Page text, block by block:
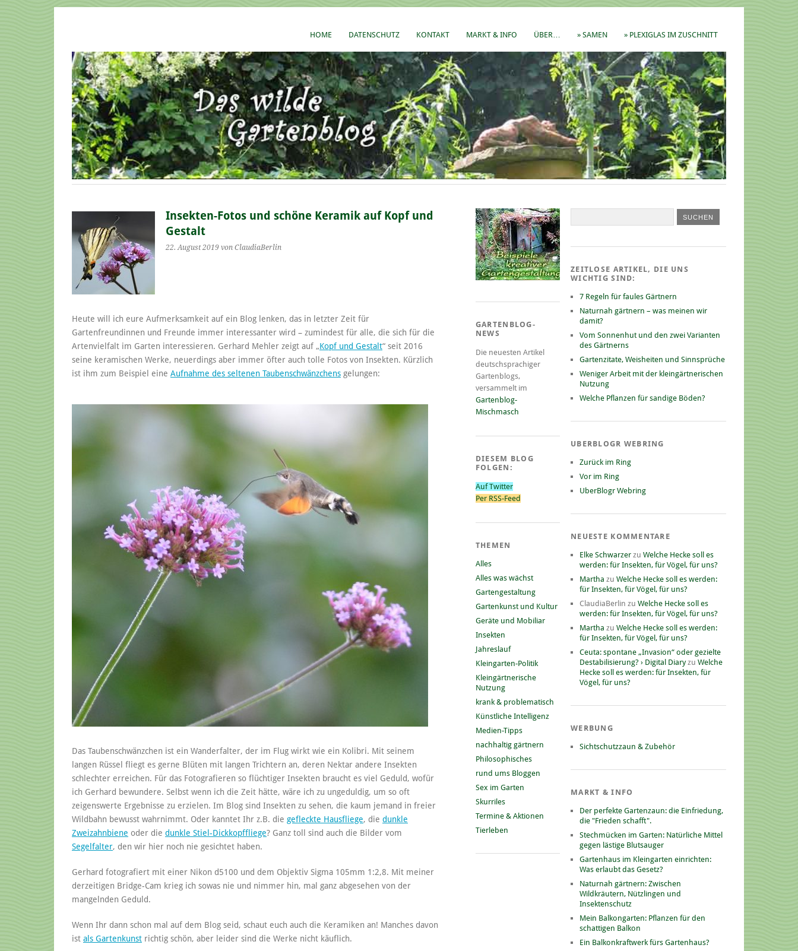
HOME DATENSCHUTZ KONTAKT MARKT & INFO ÜBER… » SAMEN » PLEXIGLAS IM ZUSCHNITT
Insekten-Fotos und schöne Keramik auf Kopf und
Gestalt
22. August 2019 von ClaudiaBerlin
Heute will ich eure Aufmerksamkeit auf ein Blog lenken, das in letzter Zeit für
Gartenfreundinnen und Freunde immer interessanter wird – zumindest für alle, die sich für die
Artenvielfalt im Garten interessieren. Gerhard Mehler zeigt auf „Kopf und Gestalt“ seit 2016
seine keramischen Werke, neuerdings aber immer öfter auch tolle Fotos von Insekten. Kürzlich
ist ihm zum Beispiel eine Aufnahme des seltenen Taubenschwänzchens gelungen:
Das Taubenschwänzchen ist ein Wanderfalter, der im Flug wirkt wie ein Kolibri. Mit seinem
langen Rüssel fliegt es gerne Blüten mit langen Trichtern an, deren Nektar andere Insekten
schlechter erreichen. Für das Fotografieren so flüchtiger Insekten braucht es viel Geduld, wofür
ich Gerhard bewundere. Selbst wenn ich die Zeit hätte, wäre ich zu ungeduldig, um so oft
zeigenswerte Ergebnisse zu erzielen. Im Blog sind Insekten zu sehen, die kaum jemand in freier
Wildbahn bewusst wahrnimmt. Oder kanntet Ihr z.B. die gefleckte Hausfliege, die dunkle
Zweizahnbiene oder die dunkle Stiel-Dickkopffliege? Ganz toll sind auch die Bilder vom
Segelfalter, den wir hier noch nie gesichtet haben.
Gerhard fotografiert mit einer Nikon d5100 und dem Objektiv Sigma 105mm 1:2,8. Mit meiner
derzeitigen Bridge-Cam krieg ich sowas nie und nimmer hin, mal ganz abgesehen von der
mangelnden Geduld.
Wenn Ihr dann schon mal auf dem Blog seid, schaut euch auch die Keramiken an! Manches davon
ist als Gartenkunst richtig schön, aber leider sind die Werke nicht käuflich.
GARTENBLOG-
NEWS
Die neuesten Artikel
deutschsprachiger
Gartenblogs,
versammelt im
Gartenblog-
Mischmasch
DIESEM BLOG
FOLGEN:
Auf Twitter
Per RSS-Feed
THEMEN
Alles
Alles was wächst
Gartengestaltung
Gartenkunst und Kultur
Geräte und Mobiliar
Insekten
Jahreslauf
Kleingarten-Politik
Kleingärtnerische
Nutzung
krank & problematisch
Künstliche Intelligenz
Medien-Tipps
nachhaltig gärtnern
Philosophisches
rund ums Bloggen
Sex im Garten
Skurriles
Termine & Aktionen
Tierleben
ZEITLOSE ARTIKEL, DIE UNS
WICHTIG SIND:
7 Regeln für faules Gärtnern
Naturnah gärtnern – was meinen wir
damit?
Vom Sonnenhut und den zwei Varianten
des Gärtnerns
Gartenzitate, Weisheiten und Sinnsprüche
Weniger Arbeit mit der kleingärtnerischen
Nutzung
Welche Pflanzen für sandige Böden?
UBERBLOGR WEBRING
Zurück im Ring
Vor im Ring
UberBlogr Webring
NEUESTE KOMMENTARE
Elke Schwarzer zu Welche Hecke soll es
werden: für Insekten, für Vögel, für uns?
Martha zu Welche Hecke soll es werden:
für Insekten, für Vögel, für uns?
ClaudiaBerlin zu Welche Hecke soll es
werden: für Insekten, für Vögel, für uns?
Martha zu Welche Hecke soll es werden:
für Insekten, für Vögel, für uns?
Ceuta: spontane „Invasion“ oder gezielte
Destabilisierung? › Digital Diaryzu Welche
Hecke soll es werden: für Insekten, für
Vögel, für uns?
WERBUNG
Sichtschutzzaun & Zubehör
MARKT & INFO
Der perfekte Gartenzaun: die Einfriedung,
die "Frieden schafft".
Stechmücken im Garten: Natürliche Mittel
gegen lästige Blutsauger
Gartenhaus im Kleingarten einrichten:
Was erlaubt das Gesetz?
Naturnah gärtnern: Zwischen
Wildkräutern, Nützlingen und
Insektenschutz
Mein Balkongarten: Pflanzen für den
schattigen Balkon
Ein Balkonkraftwerk fürs Gartenhaus?